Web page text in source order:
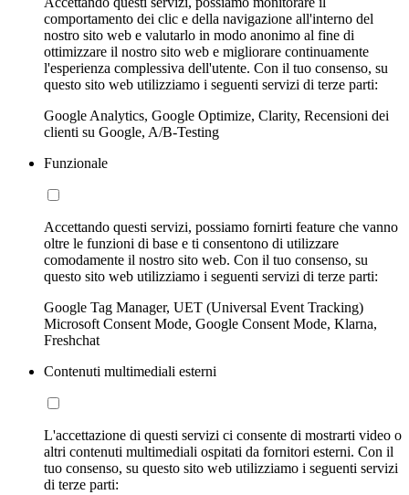
comportamento dei clic e della navigazione all'interno del
nostro sito web e valutarlo in modo anonimo al fine di
ottimizzare il nostro sito web e migliorare continuamente
l'esperienza complessiva dell'utente. Con il tuo consenso, su
questo sito web utilizziamo i seguenti servizi di terze parti:
Google Analytics, Google Optimize, Clarity, Recensioni dei
clienti su Google, A/B-Testing
Funzionale
Accettando questi servizi, possiamo fornirti feature che vanno
oltre le funzioni di base e ti consentono di utilizzare
comodamente il nostro sito web. Con il tuo consenso, su
questo sito web utilizziamo i seguenti servizi di terze parti:
Google Tag Manager, UET (Universal Event Tracking)
Microsoft Consent Mode, Google Consent Mode, Klarna,
Freshchat
Contenuti multimediali esterni
L'accettazione di questi servizi ci consente di mostrarti video o
altri contenuti multimediali ospitati da fornitori esterni. Con il
tuo consenso, su questo sito web utilizziamo i seguenti servizi
di terze parti: